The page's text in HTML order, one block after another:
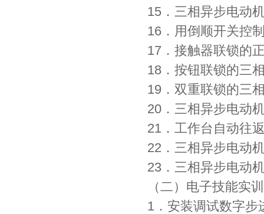
15．三相异步电动
16．用倒顺开关控
17．接触器联锁的
18．按钮联锁的三
19．双重联锁的三
20．三相异步电动
21．工作台自动往
22．三相异步电动
23．三相异步电动
（二）电子技能实训
1．安装调试数字步